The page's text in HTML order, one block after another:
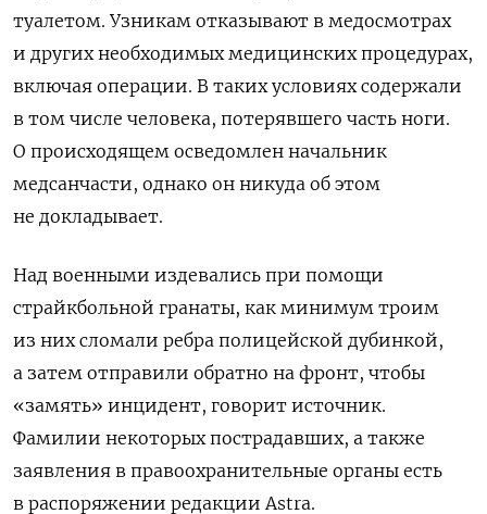
туалетом. Узникам отказывают в медосмотрах
и других необходимых медицинских процедурах,
включая операции. В таких условиях содержали
в том числе человека, потерявшего часть ноги.
О происходящем осведомлен начальник
медсанчасти, однако он никуда об этом
не докладывает.
Над военными издевались при помощи
страйкбольной гранаты, как минимум троим
из них сломали ребра полицейской дубинкой,
а затем отправили обратно на фронт, чтобы
«замять» инцидент, говорит источник.
Фамилии некоторых пострадавших, а также
заявления в правоохранительные органы есть
в распоряжении редакции Astra.